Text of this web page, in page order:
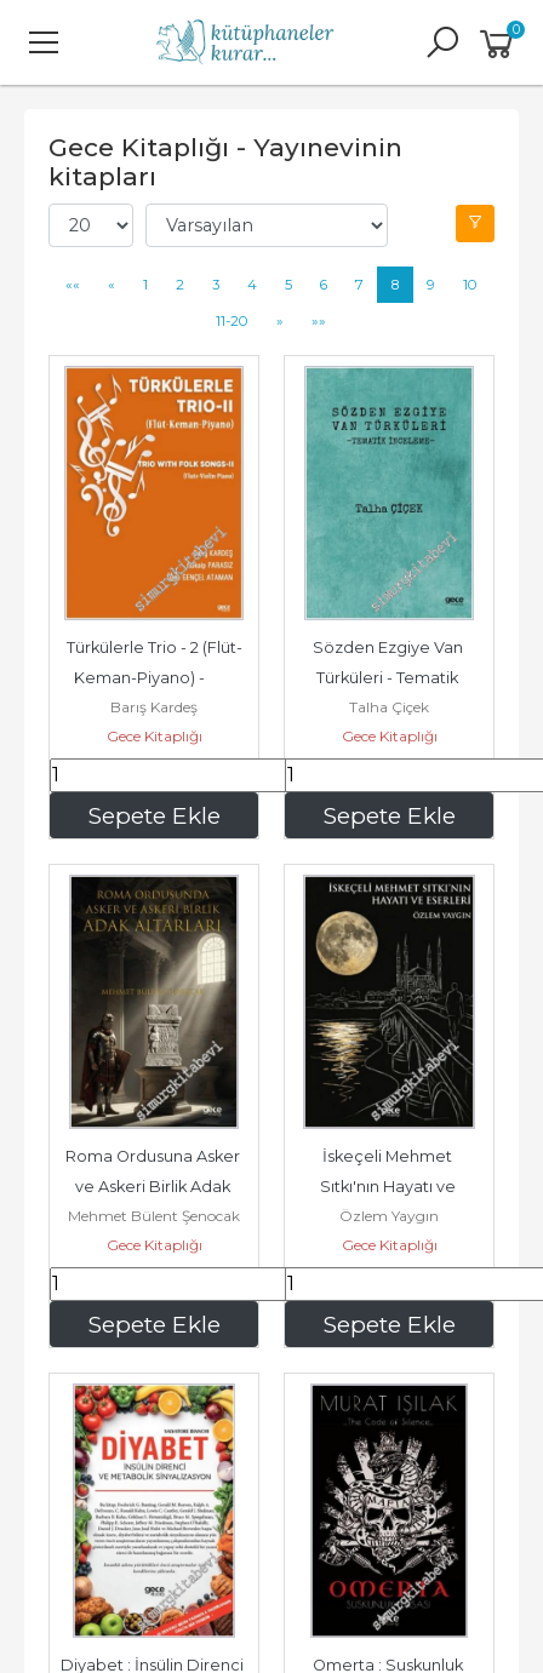
0
Gece Kitaplığı - Yayınevinin
kitapları
«« « 1 2 3 4 5 6 7 8 9 10
11-20 » »»
Sepete Ekle
Türkülerle Trio - 2 (Flüt-
Keman-Piyano) -
2025
Barış Kardeş
Gece Kitaplığı
222,95 Sepete Ekle
Sözden Ezgiye Van
Türküleri - Tematik
İnceleme -        2025
Talha Çiçek
Gece Kitaplığı
172,90
Sepete Ekle
Roma Ordusuna Asker
ve Askeri Birlik Adak
Altarları -        2025
Mehmet Bülent Şenocak
Gece Kitaplığı
222,95 Sepete Ekle
İskeçeli Mehmet
Sıtkı'nın Hayatı ve
Eserleri -        2025
Özlem Yaygın
Gece Kitaplığı
546,00
Diyabet : İnsülin Direnci
Omerta : Suskunluk